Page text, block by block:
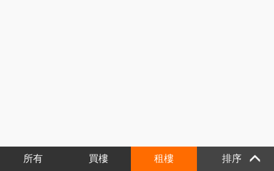
所有 買樓 租樓 排序